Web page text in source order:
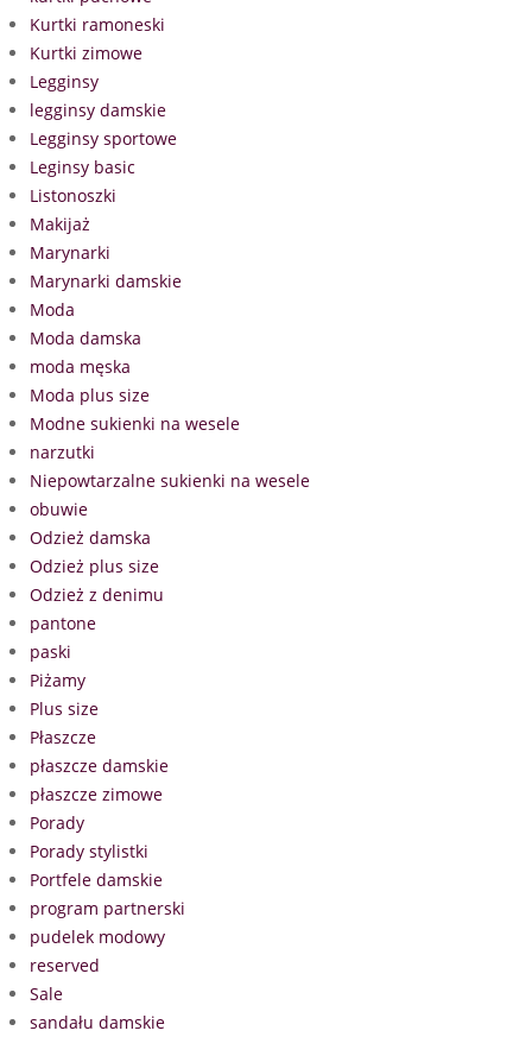
Kurtki ramoneski
Kurtki zimowe
Legginsy
legginsy damskie
Legginsy sportowe
Leginsy basic
Listonoszki
Makijaż
Marynarki
Marynarki damskie
Moda
Moda damska
moda męska
Moda plus size
Modne sukienki na wesele
narzutki
Niepowtarzalne sukienki na wesele
obuwie
Odzież damska
Odzież plus size
Odzież z denimu
pantone
paski
Piżamy
Plus size
Płaszcze
płaszcze damskie
płaszcze zimowe
Porady
Porady stylistki
Portfele damskie
program partnerski
pudelek modowy
reserved
Sale
sandału damskie